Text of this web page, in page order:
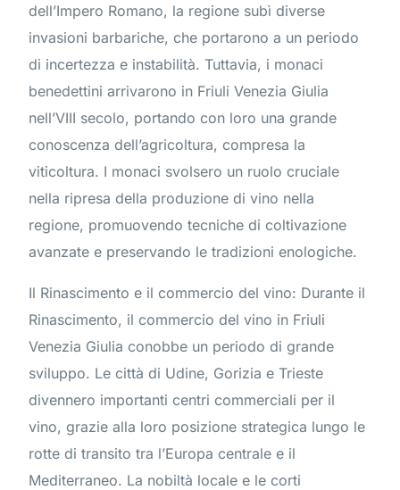
dell’Impero Romano, la regione subì diverse
invasioni barbariche, che portarono a un periodo
di incertezza e instabilità. Tuttavia, i monaci
benedettini arrivarono in Friuli Venezia Giulia
nell’VIII secolo, portando con loro una grande
conoscenza dell’agricoltura, compresa la
viticoltura. I monaci svolsero un ruolo cruciale
nella ripresa della produzione di vino nella
regione, promuovendo tecniche di coltivazione
avanzate e preservando le tradizioni enologiche.
Il Rinascimento e il commercio del vino: Durante il
Rinascimento, il commercio del vino in Friuli
Venezia Giulia conobbe un periodo di grande
sviluppo. Le città di Udine, Gorizia e Trieste
divennero importanti centri commerciali per il
vino, grazie alla loro posizione strategica lungo le
rotte di transito tra l’Europa centrale e il
Mediterraneo. La nobiltà locale e le corti